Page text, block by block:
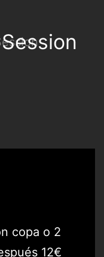
copa o 2
12€